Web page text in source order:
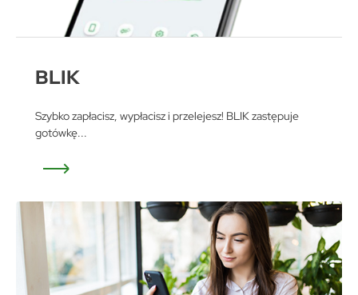
BLIK
Szybko zapłacisz, wypłacisz i przelejesz! BLIK zastępuje
gotówkę...